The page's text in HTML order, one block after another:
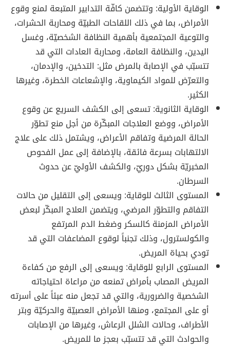
الوقاية الأولية: وتتضمن كافّة التدابير المتبعة لمنع وقوع
الأمراض، بما في ذلك اللقاحات الطبيّة ومحاربة الحشرات،
والتوعية المجتمعية بأهمية النظافة الشخصيّة، وغسل
اليدين، والنظافة العامة، ومحاربة العادات التي قد
تتسبّب في الإصابة بالمرض مثل: التدخين، والإدمان،
والتعرّض للمواد الكيماوية، والإشعاعات الخطرة، وغيرها
الكثير.
الوقاية الثانوية: تسعى إلى الكشف السريع عن وقوع
الأمراض، ووضع العلاجات المبكّرة من أجل منع تطوّر
الحالة المرضية وتفاقم الأعراض، ويشتمل ذلك على علاج
الالتهابات بسرعة فائقة، بالإضافة إلى عمل الفحوص
المخبريّة بشكل دوريّ، والكشف الأوليّ عن حدوث
السرطان.
المستوى الثالث للوقاية: ويسعى إلى التقليل من حالات
التفاقم والتطوّر المرضي، ويتضمن العلاج المبكّر لبعض
الأمراض المزمنة كالسكر وضغط الدم المرتفع
والكولسترول، وذلك تجنباً لوقوع المضاعفات التي قد
تودي بحياة المريض.
المستوى الرابع للوقاية: ويسعى إلى الرفع من كفاءة
المريض المصاب بأمراض تمنعه من مراعاة احتياجاته
الشخصية والضرورية، والتي قد تجعل منه عبئاً على أسرته
أو على المجتمع، ومنها الأمراض العصبيّة والحركيّة وبتر
الأطراف، وحالات الشلل الرعاش، وغيرها من الإصابات
والحوادث التي قد تتسبّب بعجز ما للمريض.